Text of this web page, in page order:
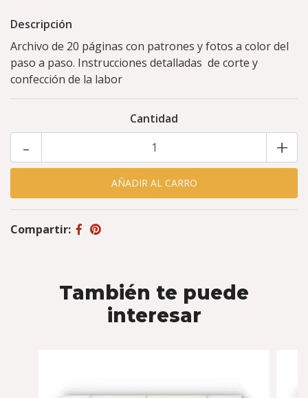
Descripción
Archivo de 20 páginas con patrones y fotos a color del
paso a paso. Instrucciones detalladas de corte y
confección de la labor
Cantidad
+
-
Compartir:
También te puede
interesar